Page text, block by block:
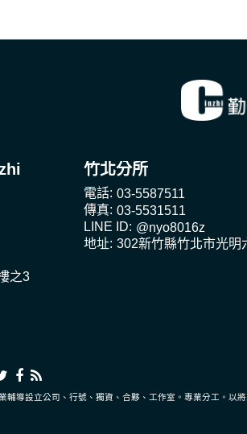
之3
竹北分所
電話: 03-5587511
傳真: 03-5531511
LINE ID: @nyo8016z
地址: 302新竹縣竹北市光明
導設立公司、行號、獨資、合夥、工作室。專業分工。以